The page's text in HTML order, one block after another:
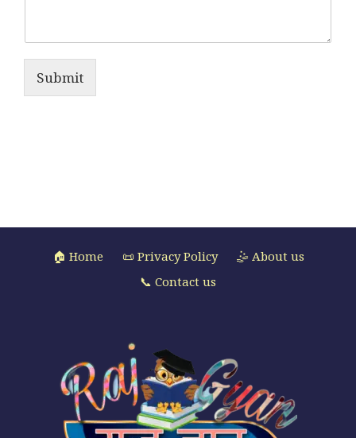
Submit
🏠 Home 📜 Privacy Policy
🤹 About us
📞 Contact us